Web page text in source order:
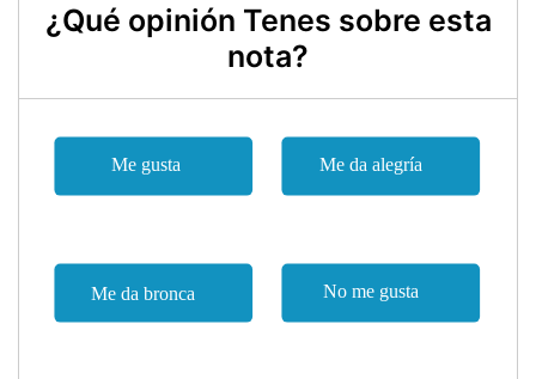
¿Qué opinión Tenes sobre esta
nota?